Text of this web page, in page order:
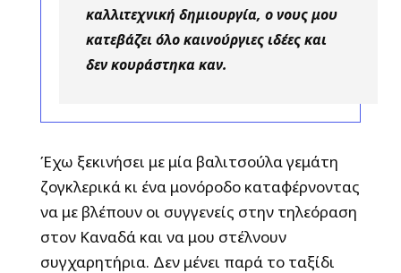
καλλιτεχνική δημιουργία, ο νους μου
κατεβάζει όλο καινούργιες ιδέες και
δεν κουράστηκα καν.
Έχω ξεκινήσει με μία βαλιτσούλα γεμάτη
ζογκλερικά κι ένα μονόροδο καταφέρνοντας
να με βλέπουν οι συγγενείς στην τηλεόραση
στον Καναδά και να μου στέλνουν
συγχαρητήρια. Δεν μένει παρά το ταξίδι